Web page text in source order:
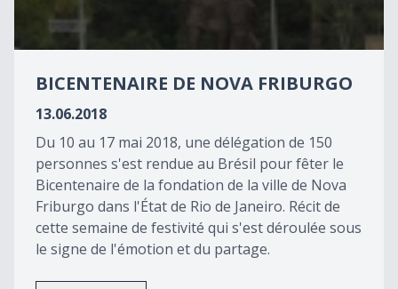
minutes,
seconds
BICENTENAIRE DE NOVA FRIBURGO
13.06.2018
Du 10 au 17 mai 2018, une délégation de 150
personnes s'est rendue au Brésil pour fêter le
Bicentenaire de la fondation de la ville de Nova
Friburgo dans l'État de Rio de Janeiro. Récit de
cette semaine de festivité qui s'est déroulée sous
le signe de l'émotion et du partage.